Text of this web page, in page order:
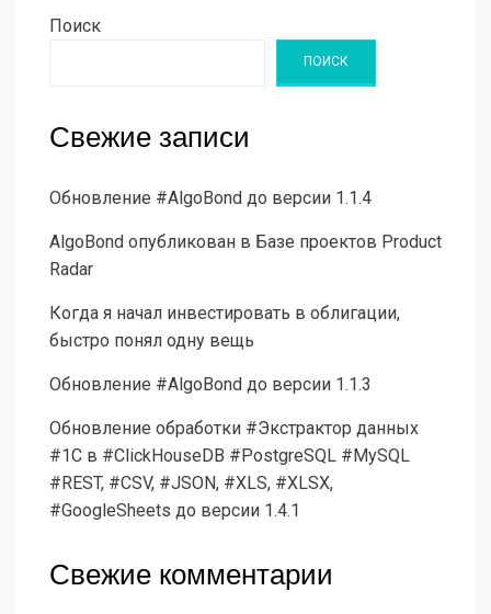
Поиск
ПОИСК
Свежие записи
Обновление #AlgoBond до версии 1.1.4
AlgoBond опубликован в Базе проектов Product
Radar
Когда я начал инвестировать в облигации,
быстро понял одну вещь
Обновление #AlgoBond до версии 1.1.3
Обновление обработки #Экстрактор данных
#1С в #ClickHouseDB #PostgreSQL #MySQL
#REST, #CSV, #JSON, #XLS, #XLSX,
#GoogleSheets до версии 1.4.1
Свежие комментарии